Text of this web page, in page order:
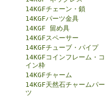
14KGFチェーン・鎖
14KGFパーツ金具
14KGF 留め具
14KGFスペーサー
14KGFチューブ・パイプ
14KGFコインフレーム・コ
イン枠
14KGFチャーム
14KGF天然石チャームパー
ツ